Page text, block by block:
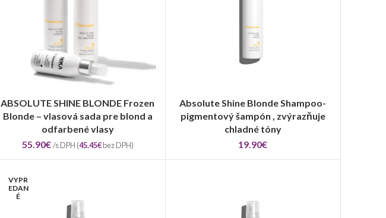
PRIDAŤ DO KOŠÍKA
ABSOLUTE SHINE BLONDE Frozen
Blonde – vlasová sada pre blond a
odfarbené vlasy
55.90€ /s DPH (45.45€bez DPH)
VÝBER MOŽNOSTÍ
Absolute Shine Blonde Shampoo-
pigmentový šampón , zvýrazňuje
chladné tóny
19.90€
VYPR
EDAN
É